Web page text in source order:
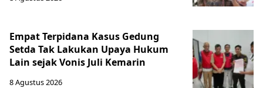
Empat Terpidana Kasus Gedung
Setda Tak Lakukan Upaya Hukum
Lain sejak Vonis Juli Kemarin
8 Agustus 2026